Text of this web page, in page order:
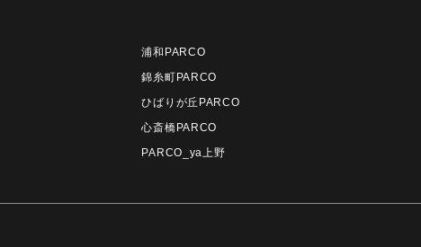
浦和PARCO
錦糸町PARCO
ひばりが丘PARCO
心斎橋PARCO
PARCO_ya上野